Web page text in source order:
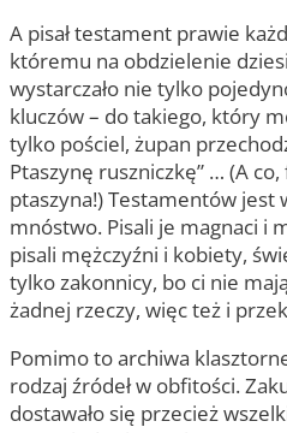
A pisał testament prawie
któremu na obdzielenie
wystarczało nie tylko
kluczów – do takiego, który
tylko pościel, żupan
Ptaszynę ruszniczkę” … (A
ptaszyna!) Testamentów jest
mnóstwo. Pisali je magnaci i
pisali mężczyźni i kobiety,
tylko zakonnicy, bo ci nie
żadnej rzeczy, więc też i
Pomimo to archiwa
rodzaj źródeł w obfitości.
dostawało się przecież